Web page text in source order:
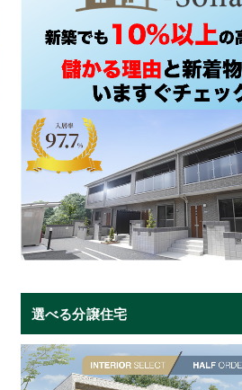
選べる分譲住宅